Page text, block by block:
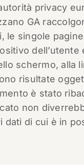
privacy
GA
le singole
schermo, alla
risultate
è stato
non
dati di cui è in